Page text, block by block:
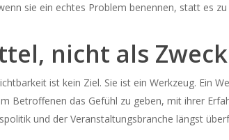
sie ein echtes Problem benennen, statt es zu
nicht als Zweck
ist kein Ziel. Sie ist ein Werkzeug. Ein
Betroffenen das Gefühl zu geben, mit ihrer
und der Veranstaltungsbranche längst